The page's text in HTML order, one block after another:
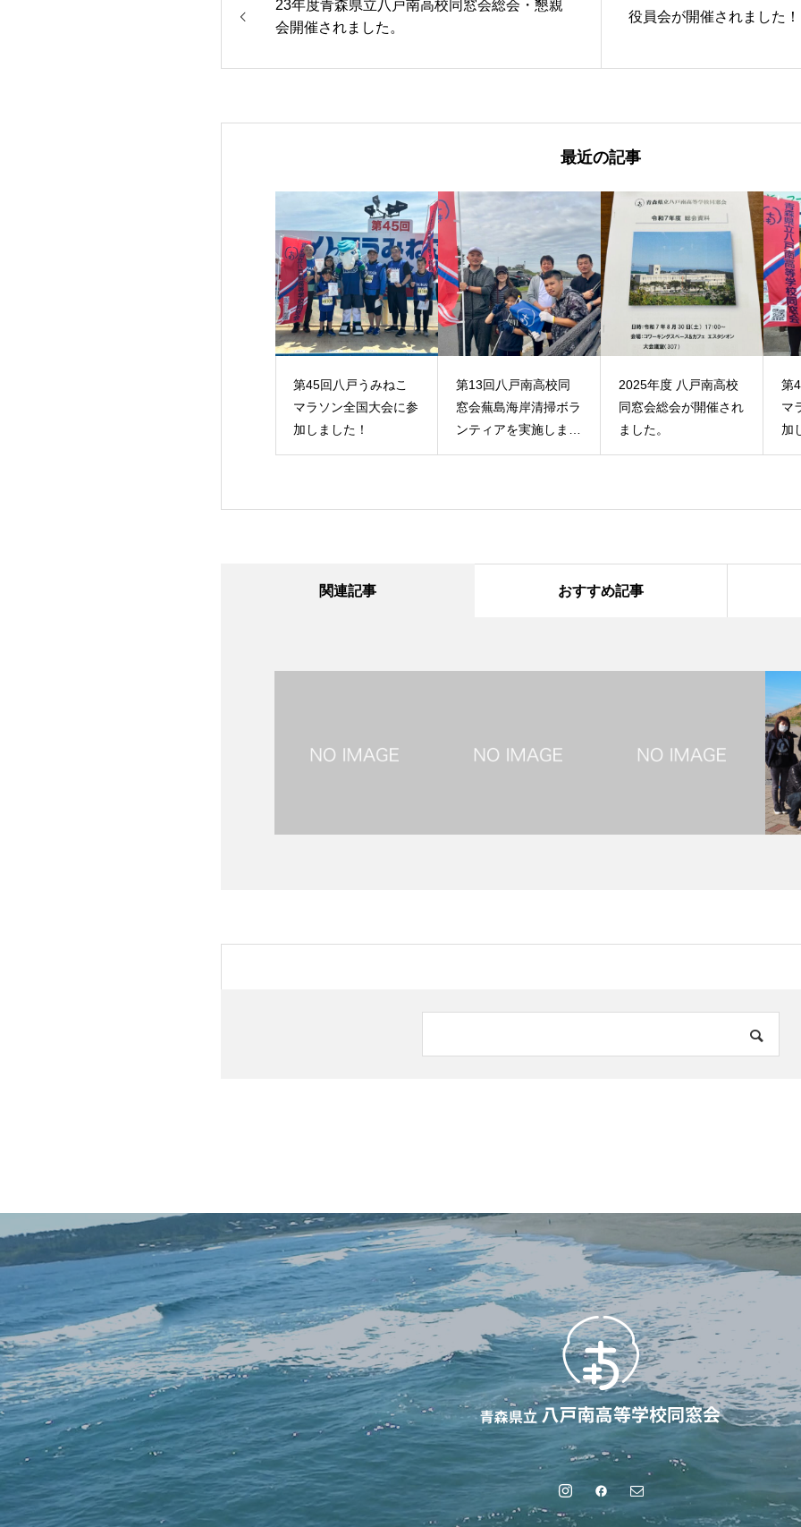
23年度青森県立八戸南高校同窓会総会・懇親
会開催されました。
役員会が開催されました！
最近の記事
第45回八戸うみねこ
マラソン全国大会に参
加しました！
第13回八戸南高校同
窓会蕪島海岸清掃ボラ
ンティアを実施しまし
た！
2025年度 八戸南高校
同窓会総会が開催され
ました。
第
マ
加
関連記事 おすすめ記事